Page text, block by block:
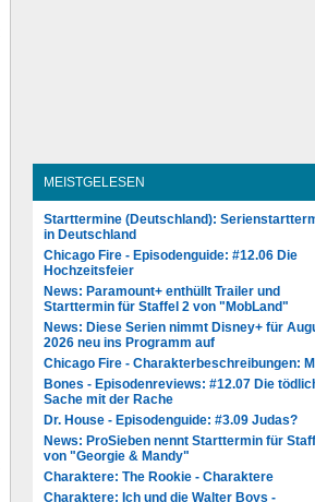
MEISTGELESEN
Starttermine (Deutschland):
in Deutschland
Chicago Fire - Episodenguide: #12.06 Die
Hochzeitsfeier
News: Paramount+ enthüllt Trailer und
Starttermin für Staffel 2 von "MobLand"
News: Diese Serien nimmt Disney+ für
2026 neu ins Programm auf
Chicago Fire - Charakterbeschreibungen:
Bones - Episodenreviews: #12.07 Die
Sache mit der Rache
Dr. House - Episodenguide: #3.09 Judas?
News: ProSieben nennt Starttermin für
von "Georgie & Mandy"
Charaktere: The Rookie - Charaktere
Charaktere: Ich und die Walter Boys -